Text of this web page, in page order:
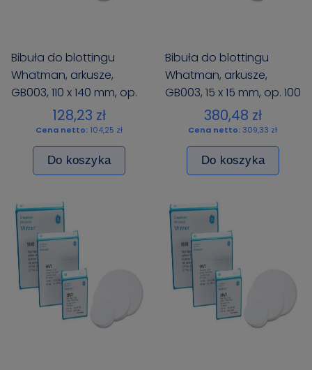
Bibuła do blottingu
Whatman, arkusze,
GB003, 110 x 140 mm, op.
128,23 zł
Cena netto: 104,25 zł
Do koszyka
Bibuła do blottingu
Whatman, arkusze,
GB003, 15 x 15 mm, op. 100
380,48 zł
Cena netto: 309,33 zł
Do koszyka